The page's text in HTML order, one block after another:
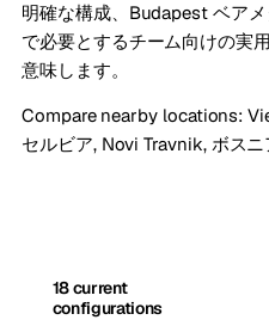
明確な構成、Budapest ベア
で必要とするチーム向けの実
意味します。
Compare nearby locations:
セルビア, Novi Travnik, ボス
18 current
configurations